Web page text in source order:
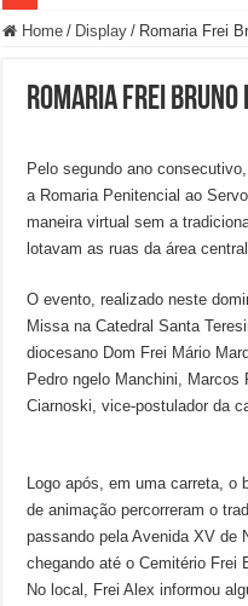
Home / Display / Romaria Frei
Romaria Frei Bruno
Pelo segundo ano
a Romaria Penitencial ao
maneira virtual sem a
lotavam as ruas da área
O evento, realizado neste
Missa na Catedral Santa
diocesano Dom Frei Mário
Pedro ngelo Manchini, Marcos
Ciarnoski, vice-postulador da
Logo após, em uma carreta, o
de animação percorreram o
passando pela Avenida XV de
chegando até o Cemitério Frei
No local, Frei Alex informou